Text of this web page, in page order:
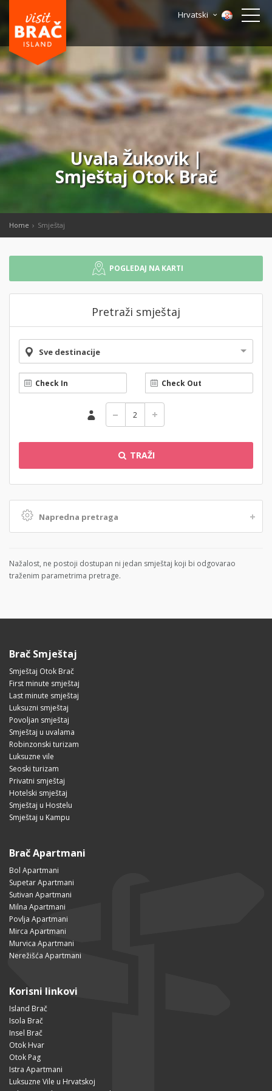
Hrvatski
Uvala Žukovik |
Smještaj Otok Brač
Home Smještaj
POGLEDAJ NA KARTI
Pretraži smještaj
Sve destinacije
TRAŽI
Napredna pretraga
Nažalost, ne postoji dostupan ni jedan smještaj koji bi odgovarao
traženim parametrima pretrage.
Brač Smještaj
Smještaj Otok Brač
First minute smještaj
Last minute smještaj
Luksuzni smještaj
Povoljan smještaj
Smještaj u uvalama
Robinzonski turizam
Luksuzne vile
Seoski turizam
Privatni smještaj
Hotelski smještaj
Smještaj u Hostelu
Smještaj u Kampu
Brač Apartmani
Bol Apartmani
Supetar Apartmani
Sutivan Apartmani
Milna Apartmani
Povlja Apartmani
Mirca Apartmani
Murvica Apartmani
Nerežišća Apartmani
Korisni linkovi
Island Brač
Isola Brač
Insel Brač
Otok Hvar
Otok Pag
Istra Apartmani
Luksuzne Vile u Hrvatskoj